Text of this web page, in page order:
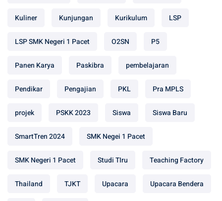
Kuliner Kunjungan Kurikulum LSP
LSP SMK Negeri 1 Pacet O2SN P5
Panen Karya Paskibra pembelajaran
Pendikar Pengajian PKL Pra MPLS
projek PSKK 2023 Siswa Siswa Baru
SmartTren 2024 SMK Negei 1 Pacet
SMK Negeri 1 Pacet Studi TIru Teaching Factory
Thailand TJKT Upacara Upacara Bendera